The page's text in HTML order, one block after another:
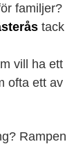
familjer?
tack
vill ha ett
ofta ett av
Rampen